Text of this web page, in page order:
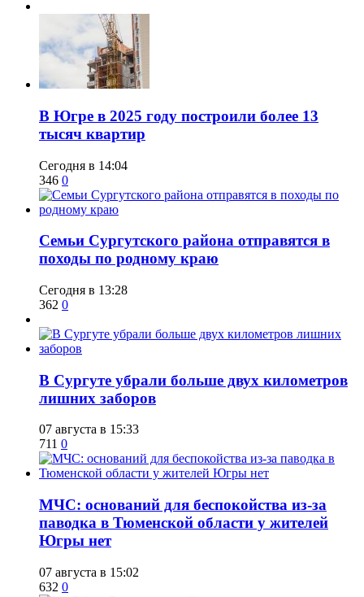
​В Югре в 2025 году построили более 13
тысяч квартир
Сегодня в 14:04
346 0
​Семьи Сургутского района отправятся в
походы по родному краю
Сегодня в 13:28
362 0
​В Сургуте убрали больше двух километров
лишних заборов
07 августа в 15:33
711 0
​МЧС: оснований для беспокойства из-за
паводка в Тюменской области у жителей
Югры нет
07 августа в 15:02
632 0